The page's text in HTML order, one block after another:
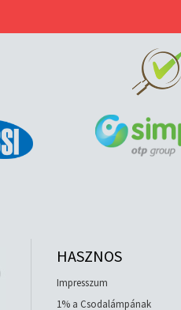
HASZNOS
Impresszum
1% a Csodalámpának